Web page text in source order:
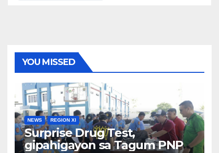
YOU MISSED
NEWS REGION XI
Surprise Drug Test,
gipahigayon sa Tagum PNP